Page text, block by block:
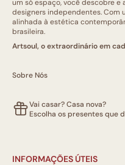
um só espaço, você descobre
designers independentes. Com
alinhada à estética
brasileira.
Artsoul, o extraordinário em
Sobre Nós
Vai casar? Casa nova?
Escolha os presentes que
INFORMAÇÕES ÚTEIS